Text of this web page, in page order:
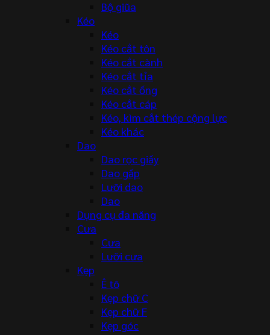
Bộ giũa
Kéo
Kéo
Kéo cắt tôn
Kéo cắt cành
Kéo cắt tỉa
Kéo cắt ống
Kéo cắt cáp
Kéo, kìm cắt thép cộng lực
Kéo khác
Dao
Dao rọc giấy
Dao gấp
Lưỡi dao
Dao
Dụng cụ đa năng
Cưa
Cưa
Lưỡi cưa
Kẹp
Ê tô
Kẹp chữ C
Kẹp chữ F
Kẹp góc